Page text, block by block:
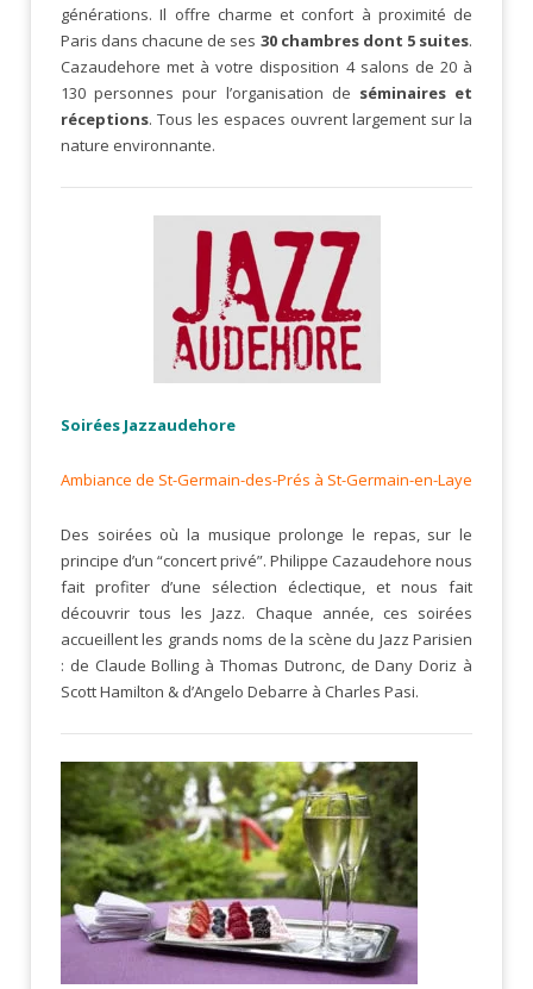
générations. Il offre charme et confort à proximité de
Paris dans chacune de ses 30 chambres dont 5 suites.
Cazaudehore met à votre disposition 4 salons de 20 à
130 personnes pour l’organisation de séminaires et
réceptions. Tous les espaces ouvrent largement sur la
nature environnante.
Soirées Jazzaudehore
Ambiance de St-Germain-des-Prés à St-Germain-en-Laye
Des soirées où la musique prolonge le repas, sur le
principe d’un “concert privé”. Philippe Cazaudehore nous
fait profiter d’une sélection éclectique, et nous fait
découvrir tous les Jazz. Chaque année, ces soirées
accueillent les grands noms de la scène du Jazz Parisien
: de Claude Bolling à Thomas Dutronc, de Dany Doriz à
Scott Hamilton & d’Angelo Debarre à Charles Pasi.